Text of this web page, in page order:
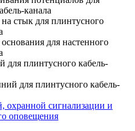
канала
стык для плинтусного
для настенного
для плинтусного кабель-
для плинтусного кабель-
охранной сигнализации и
оповещения